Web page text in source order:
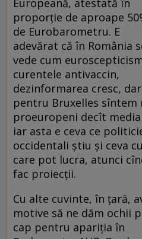
proporție de aproape
de Eurobarometru. E
adevărat că în România
vede cum
curentele antivaccin,
dezinformarea cresc, dar
pentru Bruxelles sîntem
proeuropeni decît media
iar asta e ceva ce
occidentali știu și ceva cu
care pot lucra, atunci
fac proiecții.
Cu alte cuvinte, în țară,
motive să ne dăm ochii
cap pentru apariția în